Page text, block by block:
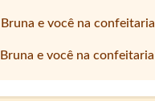
Bruna e você na confeitaria
Bruna e você na confeitaria